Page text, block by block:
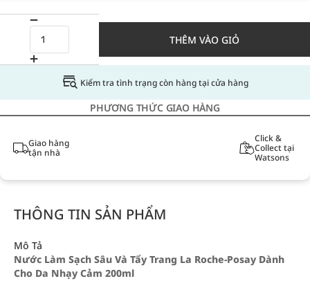
THÊM VÀO GIỎ
Kiểm tra tình trạng còn hàng tại cửa hàng
PHƯƠNG THỨC GIAO HÀNG
Giao hàng
tận nhà
Click &
Collect tại
Watsons
THÔNG TIN SẢN PHẨM
Mô Tả
Nước Làm Sạch Sâu Và Tẩy Trang La Roche-Posay Dành
Cho Da Nhạy Cảm 200ml